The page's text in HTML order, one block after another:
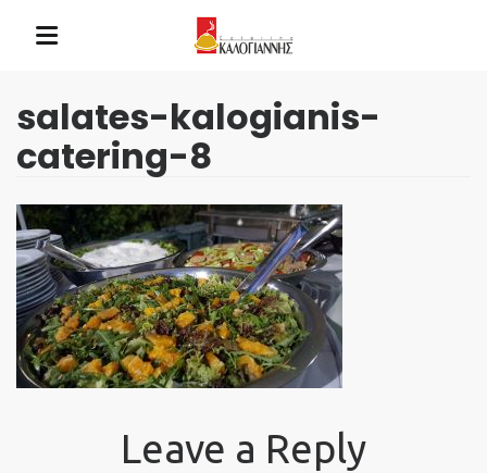
salates-kalogianis-
catering-8
Leave a Reply